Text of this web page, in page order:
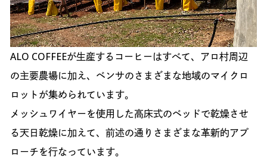
ALO COFFEEが生産するコーヒーはすべて、アロ村周辺
の主要農場に加え、ベンサのさまざまな地域のマイクロ
ロットが集められています。
メッシュワイヤーを使用した高床式のベッドで乾燥させ
る天日乾燥に加えて、前述の通りさまざまな革新的アプ
ローチを行なっています。